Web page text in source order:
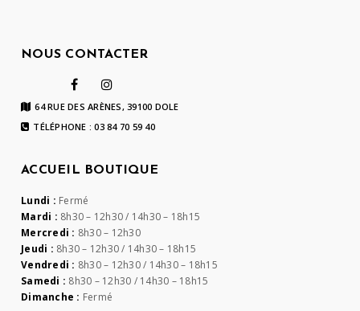
NOUS CONTACTER
64 RUE DES ARÈNES, 39100 DOLE
TÉLÉPHONE : 03 84 70 59 40
ACCUEIL BOUTIQUE
Lundi : Fermé
Mardi : 8h30 – 12h30 / 14h30 – 18h15
Mercredi : 8h30 – 12h30
Jeudi : 8h30 – 12h30 / 14h30 – 18h15
Vendredi : 8h30 – 12h30 / 14h30 – 18h15
Samedi : 8h30 – 12h30 / 14h30 – 18h15
Dimanche : Fermé